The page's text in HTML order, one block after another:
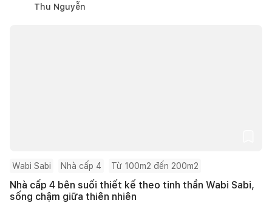
Thu Nguyễn
Wabi Sabi Nhà cấp 4 Từ 100m2 đến 200m2
Nhà cấp 4 bên suối thiết kế theo tinh thần Wabi Sabi,
sống chậm giữa thiên nhiên